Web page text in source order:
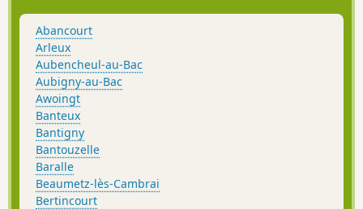
Abancourt
Arleux
Aubencheul-au-Bac
Aubigny-au-Bac
Awoingt
Banteux
Bantigny
Bantouzelle
Baralle
Beaumetz-lès-Cambrai
Bertincourt